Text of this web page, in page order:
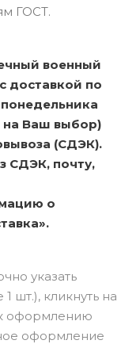
ГОСТ.
военный
доставкой по
на Ваш выбор)
(СДЭК).
СДЭК, почту,
о
указать
шт.), кликнуть на
оформлению
оформление